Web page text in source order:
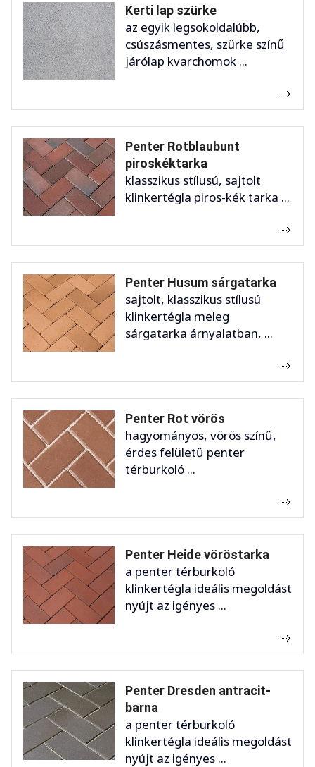
Kerti lap szürke
az egyik legsokoldalúbb,
csúszásmentes, szürke színű
járólap kvarchomok ...
Penter Rotblaubunt
piroskéktarka
klasszikus stílusú, sajtolt
klinkertégla piros-kék tarka ...
Penter Husum sárgatarka
sajtolt, klasszikus stílusú
klinkertégla meleg
sárgatarka árnyalatban, ...
Penter Rot vörös
hagyományos, vörös színű,
érdes felületű penter
térburkoló ...
Penter Heide vöröstarka
a penter térburkoló
klinkertégla ideális megoldást
nyújt az igényes ...
Penter Dresden antracit-
barna
a penter térburkoló
klinkertégla ideális megoldást
nyújt az igényes ...